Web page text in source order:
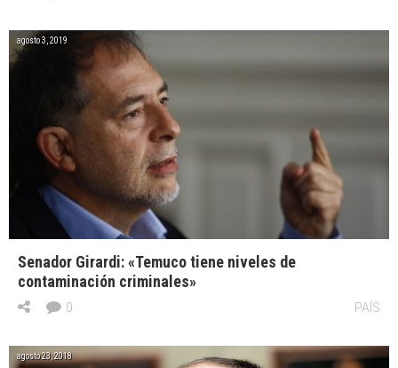
agosto 3, 2019
Senador Girardi: «Temuco tiene niveles de
contaminación criminales»
PAÍS
0
agosto 23, 2018